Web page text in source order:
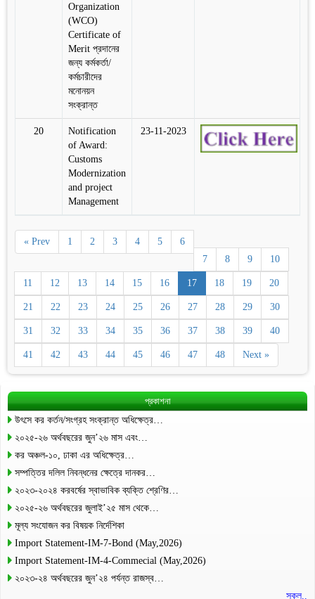
Organization
(WCO)
Certificate of
Merit প্রদানের
জন্য কর্মকর্তা/
কর্মচারীদের
মনোনয়ন
সংক্রান্ত
20
Notification
of Award:
Customs
Modernization
and project
Management
23-11-2023
« Prev 1 2 3 4 5
6
7
8 9 10
11 12 13 14 15 16 17 18 19 20
21 22 23 24 25 26 27 28 29 30
31 32 33 34 35 36 37 38 39 40
41 42 43 44 45 46 47 48 Next »
প্রকাশনা
উৎসে কর কর্তন/সংগ্রহ সংক্রান্ত অধিক্ষেত্র…
২০২৫-২৬ অর্থবছরের জুন’২৬ মাস এবং…
কর অঞ্চল-১০, ঢাকা এর অধিক্ষেত্র…
সম্পত্তির দলিল নিবন্ধনের ক্ষেত্রে দানকর…
২০২৩-২০২৪ করবর্ষের স্বাভাবিক ব্যক্তি শ্রেণির…
২০২৫-২৬ অর্থবছরের জুলাই’২৫ মাস থেকে…
মূল্য সংযোজন কর বিষয়ক নির্দেশিকা
Import Statement-IM-7-Bond (May,2026)
Import Statement-IM-4-Commecial (May,2026)
২০২৩-২৪ অর্থবছরের জুন’২৪ পর্যন্ত রাজস্ব…
সকল..